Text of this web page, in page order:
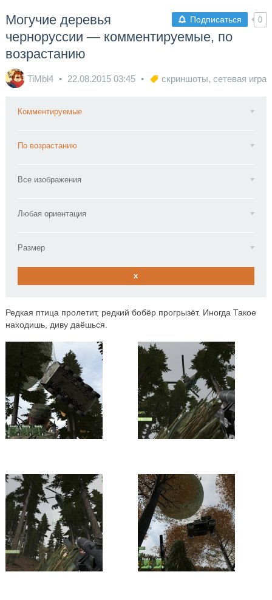
Подписаться 0
Могучие деревья
черноруссии — комментируемые, по
возрастанию
TiMbl4 22.08.2015 03:45 скриншоты, сетевая игра
Комментируемые
По возрастанию
Все изображения
Любая ориентация
Размер
x
Редкая птица пролетит, редкий бобёр прогрызёт. Иногда Такое
находишь, диву даёшься.